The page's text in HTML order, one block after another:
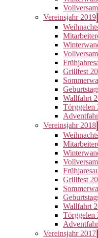
Vereinsjahr 2019
Grillfest
Wallfahrt
Törggelen
Vereinsjahr 2018
Grillfest
Wallfahrt
Törggelen
Vereinsjahr 2017